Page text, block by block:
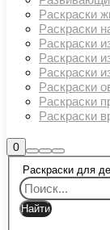
Раскраски
Раскраски
Раскраски
Раскраски
Раскраски
Раскраски
Раскраски
Раскраски
0Боковая
панель
магазина
Найти
Больше
меню